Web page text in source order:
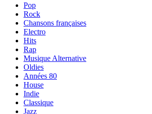
Pop
Rock
Chansons françaises
Electro
Hits
Rap
Musique Alternative
Oldies
Années 80
House
Indie
Classique
Jazz